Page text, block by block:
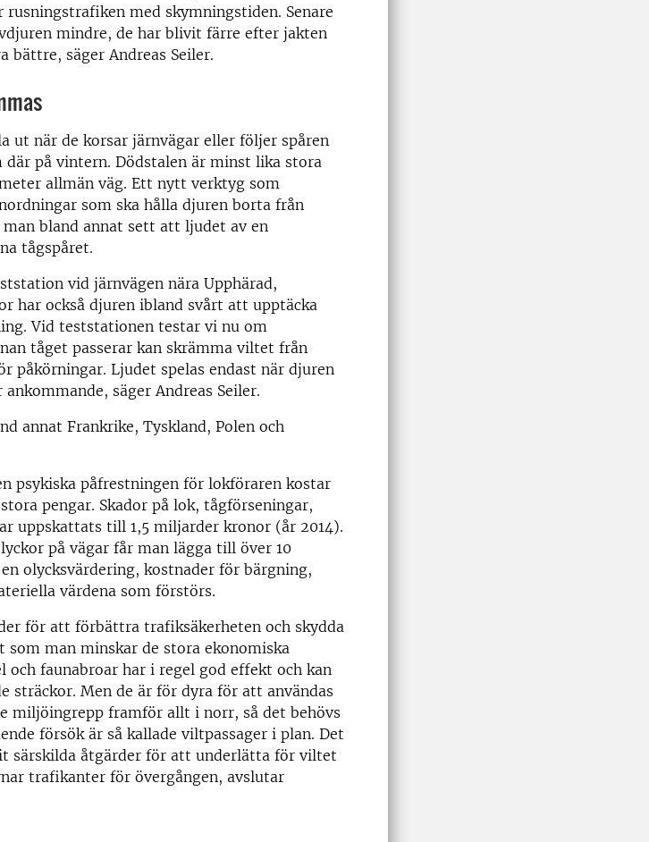
med skymningstiden. Senare
mindre, de har blivit färre efter jakten
bättre, säger Andreas Seiler.
ut när de korsar järnvägar eller följer spåren
på vintern. Dödstalen är minst lika stora
allmän väg. Ett nytt verktyg som
som ska hålla djuren borta från
bland annat sett att ljudet av en
tågspåret.
vid järnvägen nära Upphärad,
har också djuren ibland svårt att upptäcka
Vid teststationen testar vi nu om
tåget passerar kan skrämma viltet från
påkörningar. Ljudet spelas endast när djuren
säger Andreas Seiler.
annat Frankrike, Tyskland, Polen och
psykiska påfrestningen för lokföraren kostar
pengar. Skador på lok, tågförseningar,
uppskattats till 1,5 miljarder kronor (år 2014).
på vägar får man lägga till över 10
olycksvärdering, kostnader för bärgning,
värdena som förstörs.
för att förbättra trafiksäkerheten och skydda
man minskar de stora ekonomiska
och faunabroar har i regel god effekt och kan
sträckor. Men de är för dyra för att användas
miljöingrepp framför allt i norr, så det behövs
försök är så kallade viltpassager i plan. Det
särskilda åtgärder för att underlätta för viltet
trafikanter för övergången, avslutar